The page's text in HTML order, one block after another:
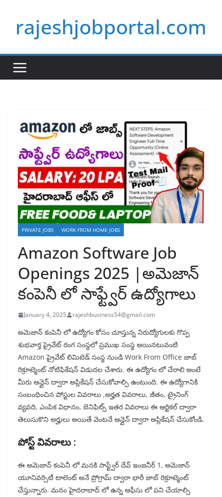
contentrajeshjobportal.com
PRIVATE JOBS WORK FROM HOME JOBS
Amazon Software Job
Openings 2025 |అమెజాన్
కంపెనీ లో సాఫ్ట్వేర్ ఉద్యోగాలు
January 4, 2025 rajeshbusiness54@gmail.com
అమెజాన్ కంపెనీ లో ఉద్యోగం కోసం చూస్తున్న నిరుద్యోగులకు గొప్ప
శుభవార్త ప్రైవేట్ రంగ సంస్థలో ప్రముఖ సంస్థ అయినటువంటి
Amazon ప్రైవేట్ లిమిటెడ్ సంస్థ నుండి Work From Office జాబ్
రిక్రూట్మెంట్ నోటిఫికేషన్ విడుదల చేశారు. ఈ ఉద్యోగం లో చేరాలి అంటే
మీరు ఆన్లైన్ ద్వారా అప్లికేషన్ చేసుకోవాల్సి ఉంటుంది. ఈ ఉద్యోగానికి
సంబంధించిన పోస్టుల వివరాలు ,అర్హత వివరాలు, జీతం, ట్రైనింగ్
వ్యవది, ఎంపిక విధానం, బెనిఫిట్స్ ఇతర వివరాలు ఈ ఆర్టికల్ ద్వారా
తెలుసుకొని అర్హులు అయితే వెంటనే ఆన్లైన్ ద్వారా అప్లికేషన్ చేసుకోండి.
పోస్ట్ వివరాలు :
ఈ అమెజాన్ కంపెనీ లో మనకి సాఫ్ట్వేర్ దేవ్ ఇంజనీర్ 1, అమెజాన్
యూనివర్సిటీ టాలెంట్ అనే ప్రోగ్రామ్ ద్వారా భారీ జాబ్ రిక్రూట్మెంట్
చేస్తున్నారు. మనం హైదరాబాద్ లో ఉన్న ఆఫీసు లో పని చేయాల్సి